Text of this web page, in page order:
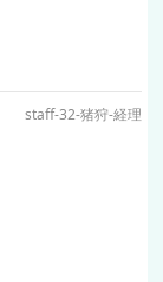
staff-32-猪狩-経理